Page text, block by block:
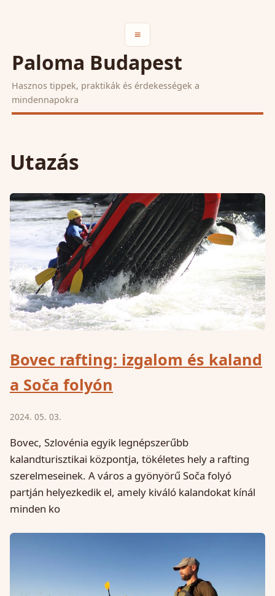
≡
Paloma Budapest
Hasznos tippek, praktikák és érdekességek a
mindennapokra
Utazás
Bovec rafting: izgalom és kaland
a Soča folyón
2024. 05. 03.
Bovec, Szlovénia egyik legnépszerűbb
kalandturisztikai központja, tökéletes hely a rafting
szerelmeseinek. A város a gyönyörű Soča folyó
partján helyezkedik el, amely kiváló kalandokat kínál
minden ko